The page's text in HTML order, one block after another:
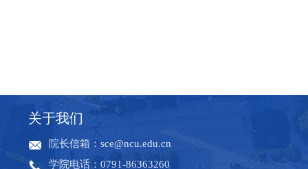
关于我们
院长信箱：sce@ncu.edu.cn
学院电话：0791-86363260